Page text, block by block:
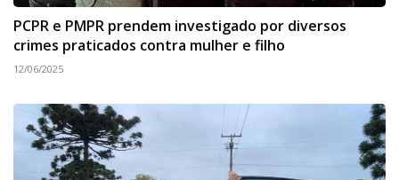
PCPR e PMPR prendem investigado por diversos
crimes praticados contra mulher e filho
12/06/2025